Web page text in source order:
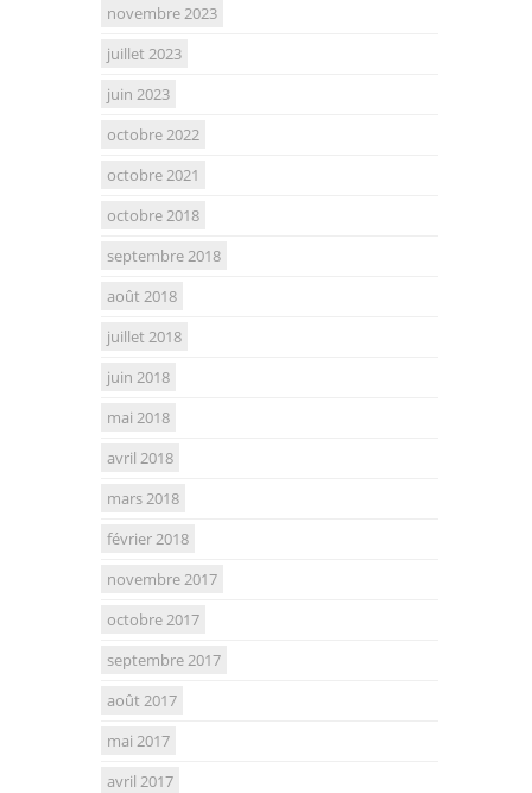
novembre 2023
juillet 2023
juin 2023
octobre 2022
octobre 2021
octobre 2018
septembre 2018
août 2018
juillet 2018
juin 2018
mai 2018
avril 2018
mars 2018
février 2018
novembre 2017
octobre 2017
septembre 2017
août 2017
mai 2017
avril 2017